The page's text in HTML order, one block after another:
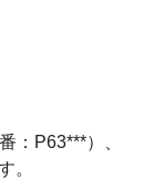
：P63***）、
。